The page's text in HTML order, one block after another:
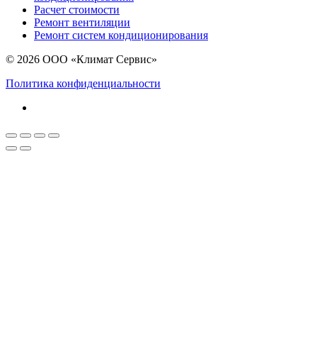
Расчет стоимости
Ремонт вентиляции
Ремонт систем кондиционирования
© 2026 ООО «Климат Сервис»
Политика конфиденциальности